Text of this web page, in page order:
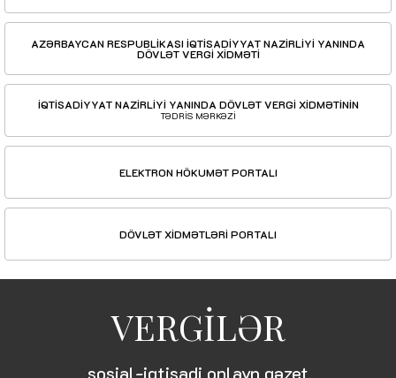
AZƏRBAYCAN RESPUBLİKASI İQTİSADİYYAT NAZİRLİYİ YANINDA
DÖVLƏT VERGİ XİDMƏTİ
İQTİSADİYYAT NAZİRLİYİ YANINDA DÖVLƏT VERGİ XİDMƏTİNİN
TƏDRİS MƏRKƏZİ
ELEKTRON HÖKUMƏT PORTALI
DÖVLƏT XİDMƏTLƏRİ PORTALI
VERGİLƏR
sosial-iqtisadi onlayn qəzet